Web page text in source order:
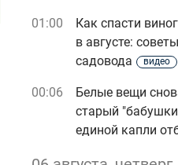
01:00
Как спасти
в августе:
садовода
видео
00:06
Белые вещи
старый
единой капли